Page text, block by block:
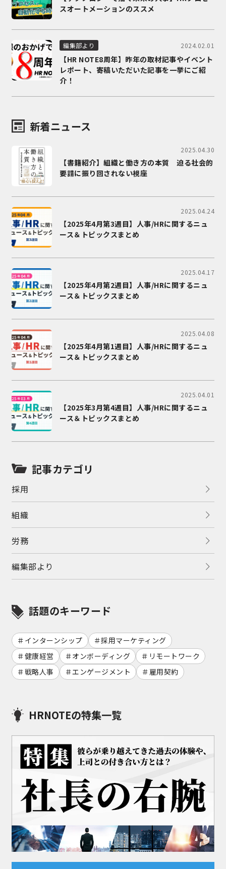
スオートメーションのススメ
編集部より 2024.02.01
【HR NOTE8周年】昨年の取材記事やイベント
レポート、寄稿いただいた記事を一挙にご紹
介！
新着ニュース
2025.04.30
【書籍紹介】組織と働き方の本質 迫る社会的
要請に振り回されない視座
2025.04.24
【2025年4月第3週目】人事/HRに関するニュ
ース＆トピックスまとめ
2025.04.17
【2025年4月第2週目】人事/HRに関するニュ
ース＆トピックスまとめ
2025.04.08
【2025年4月第1週目】人事/HRに関するニュ
ース＆トピックスまとめ
2025.04.01
【2025年3月第4週目】人事/HRに関するニュ
ース＆トピックスまとめ
記事カテゴリ
採用
組織
労務
編集部より
話題のキーワード
インターンシップ
採用マーケティング
健康経営
オンボーディング
リモートワーク
戦略人事
エンゲージメント 雇用契約
HRNOTEの特集一覧